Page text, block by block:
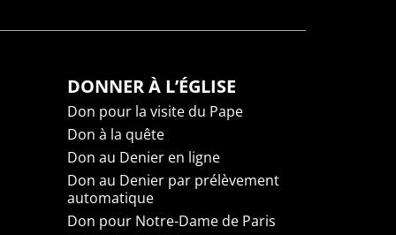
DONNER À L’ÉGLISE
Don pour la visite du Pape
Don à la quête
Don au Denier en ligne
Don au Denier par prélèvement
automatique
Don pour Notre-Dame de Paris